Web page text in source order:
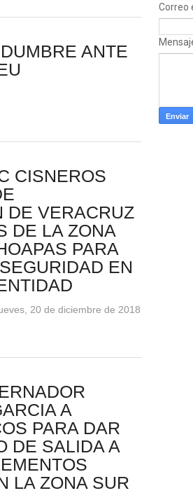
ANTE
CISNEROS
DE VERACRUZ
DE LA ZONA
PARA
EN
20 de diciembre de 2018
A
PARA DAR
DE SALIDA A
LA ZONA SUR
Correo